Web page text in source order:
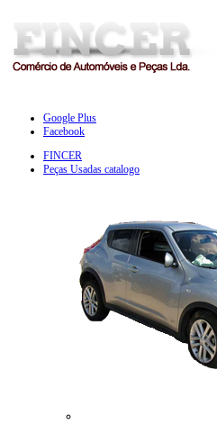
Google Plus
Facebook
FINCER
Peças Usadas catalogo